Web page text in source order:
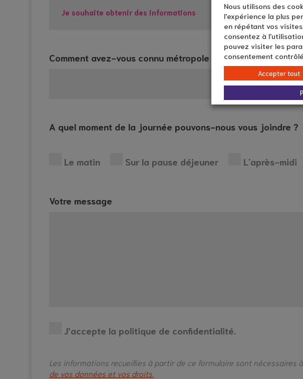
Comment avez-vous connu métropole aidante ?
A quel moment de la journée pouvons-nous vous joindre ?
Le matin Sur la pause déjeuner L'après-midi
Votre message
J’accepte la politique de confidentialité.
Les informations recueillies à partir de ce formulaire sont
de vos données et vos droits.
Nous utilisons des
l'expérience la plus
en répétant vos
consentez à
pouvez visiter les
consentement contrôlé.
Accepter tout